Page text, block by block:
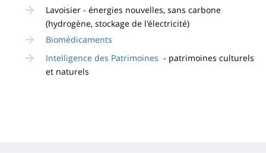
Lavoisier - énergies nouvelles, sans carbone
(hydrogène, stockage de l'électricité)
Biomédicaments
Intelligence des Patrimoines - patrimoines culturels
et naturels